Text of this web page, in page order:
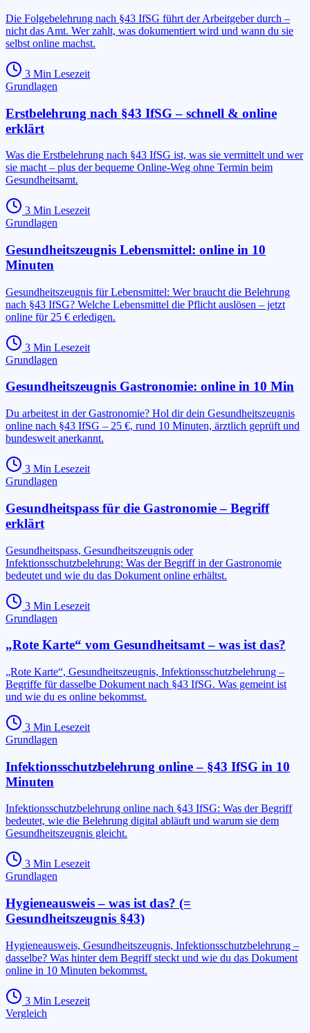
Die Folgebelehrung nach §43 IfSG führt der Arbeitgeber durch –
nicht das Amt. Wer zahlt, was dokumentiert wird und wann du sie
selbst online machst.
3 Min Lesezeit
Grundlagen
Erstbelehrung nach §43 IfSG – schnell & online
erklärt
Was die Erstbelehrung nach §43 IfSG ist, was sie vermittelt und wer
sie macht – plus der bequeme Online-Weg ohne Termin beim
Gesundheitsamt.
3 Min Lesezeit
Grundlagen
Gesundheitszeugnis Lebensmittel: online in 10
Minuten
Gesundheitszeugnis für Lebensmittel: Wer braucht die Belehrung
nach §43 IfSG? Welche Lebensmittel die Pflicht auslösen – jetzt
online für 25 € erledigen.
3 Min Lesezeit
Grundlagen
Gesundheitszeugnis Gastronomie: online in 10 Min
Du arbeitest in der Gastronomie? Hol dir dein Gesundheitszeugnis
online nach §43 IfSG – 25 €, rund 10 Minuten, ärztlich geprüft und
bundesweit anerkannt.
3 Min Lesezeit
Grundlagen
Gesundheitspass für die Gastronomie – Begriff
erklärt
Gesundheitspass, Gesundheitszeugnis oder
Infektionsschutzbelehrung: Was der Begriff in der Gastronomie
bedeutet und wie du das Dokument online erhältst.
3 Min Lesezeit
Grundlagen
„Rote Karte“ vom Gesundheitsamt – was ist das?
„Rote Karte“, Gesundheitszeugnis, Infektionsschutzbelehrung –
Begriffe für dasselbe Dokument nach §43 IfSG. Was gemeint ist
und wie du es online bekommst.
3 Min Lesezeit
Grundlagen
Infektionsschutzbelehrung online – §43 IfSG in 10
Minuten
Infektionsschutzbelehrung online nach §43 IfSG: Was der Begriff
bedeutet, wie die Belehrung digital abläuft und warum sie dem
Gesundheitszeugnis gleicht.
3 Min Lesezeit
Grundlagen
Hygieneausweis – was ist das? (=
Gesundheitszeugnis §43)
Hygieneausweis, Gesundheitszeugnis, Infektionsschutzbelehrung –
dasselbe? Was hinter dem Begriff steckt und wie du das Dokument
online in 10 Minuten bekommst.
3 Min Lesezeit
Vergleich